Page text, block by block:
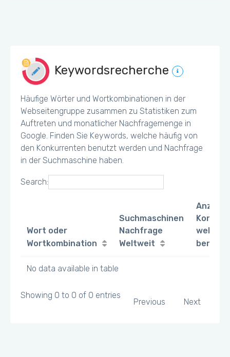
Keywordsrecherche
Häufige Wörter und Wortkombinationen in der
Webseitengruppe zusammen zu Statistiken zum
Auftreten und monatlicher Nachfragemenge in
Google. Finden Sie Keywords, welche häufig von
den Konkurrenten benutzt werden und Nachfrage
in der Suchmaschine haben.
Search:
Wort oder
Wortkombination
Suchmaschinen
Nachfrage
Weltweit
Anzahl
welche
No data available in table
Showing 0 to 0 of 0 entries
Previous Next